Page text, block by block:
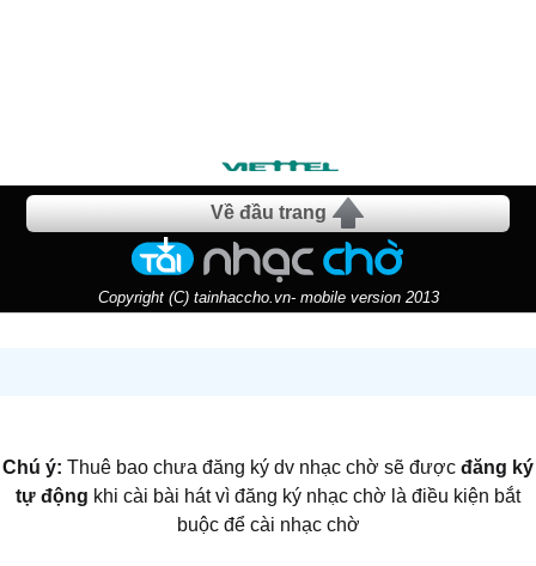
Về đầu trang
Copyright (C) tainhaccho.vn- mobile version 2013
Chú ý: Thuê bao chưa đăng ký dv nhạc chờ sẽ được đăng ký
tự động khi cài bài hát vì đăng ký nhạc chờ là điều kiện bắt
buộc để cài nhạc chờ